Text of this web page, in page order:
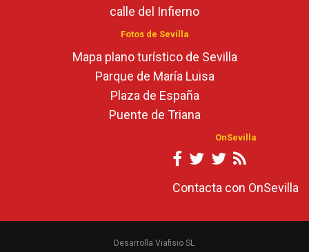
calle del Infierno
Fotos de Sevilla
Mapa plano turístico de Sevilla
Parque de María Luisa
Plaza de España
Puente de Triana
OnSevilla
Contacta con OnSevilla
Desarrolla Viafisio SL